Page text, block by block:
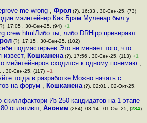
me wrong ,Фрол (?), 16:33 , 30-Сен-25, (73)
мэинтейнер Как Брэм Муленар был у
17:05 , 30-Сен-25, (94) +1
crew htmlЛибо ты, либо DRHipp привирают
(?), 17:15 , 30-Сен-25, (102)
подмастерьев Это не меняет того, что
извест, Кошкажена (?), 17:56 , 30-Сен-25, (113) +1
мейнтейнеров сходится к одному понемаю ,
, 30-Сен-25, (117) –1
тогда в разработке Можно начать с
на форум , Кошкажена(?), 02:01 , 02-Окт-25,
скиллфактори Из 250 кандидатов на 1 этапе
оплативш, Аноним (284), 08:14 , 01-Окт-25, (284)